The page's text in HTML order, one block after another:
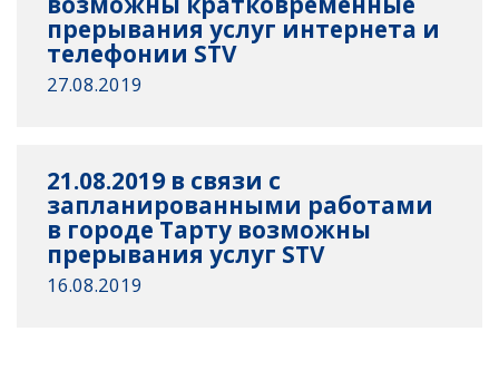
прерывания услуг интернета и
телефонии STV
27.08.2019
21.08.2019 в связи с
запланированными работами
в городе Тарту возможны
прерывания услуг STV
16.08.2019